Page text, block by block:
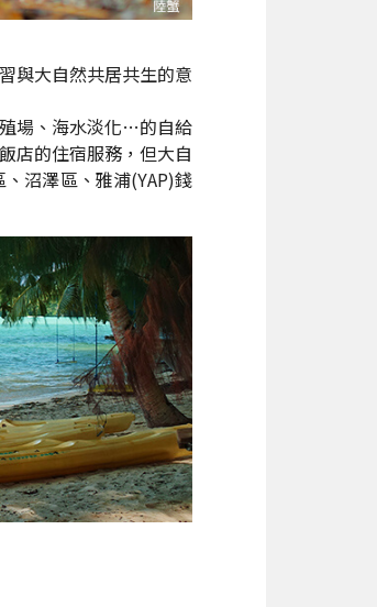
與大自然共居共生的意
場、海水淡化…的自給
店的住宿服務，但大自
沼澤區、雅浦(YAP)錢